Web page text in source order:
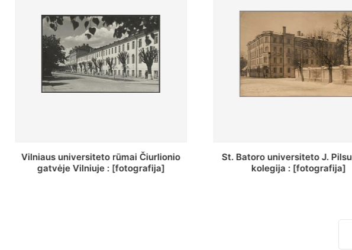
St. Batoro universiteto J. Pilsudskio
kolegija : [fotografija]
[Inventorius ir duomenys apie
bazilijonų vienuolyną, Rečycos